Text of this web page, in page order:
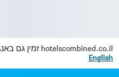
hotelscombined.co.il זמין גם
English